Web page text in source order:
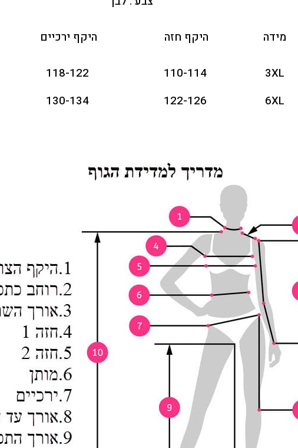
מידה היקף חזה היקף ירכיים
3XL
110-114
118-122
6XL
122-126
130-134